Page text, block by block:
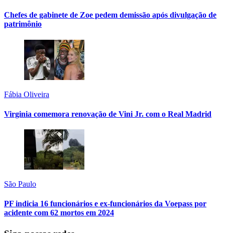
Chefes de gabinete de Zoe pedem demissão após divulgação de
patrimônio
Fábia Oliveira
Virginia comemora renovação de Vini Jr. com o Real Madrid
São Paulo
PF indicia 16 funcionários e ex-funcionários da Voepass por
acidente com 62 mortos em 2024